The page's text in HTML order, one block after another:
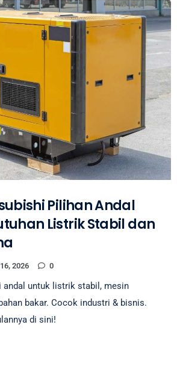
Pilihan Andal
Listrik Stabil dan
2026 0
andal untuk listrik stabil, mesin
bakar. Cocok industri & bisnis.
di sini!